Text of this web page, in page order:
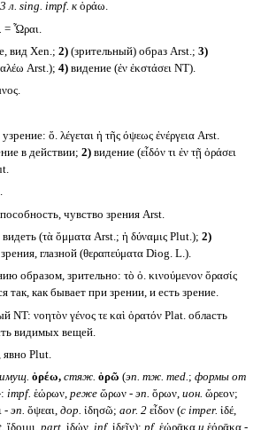
л. sing. impf. кὁράω.
= Ὧραι.
вид Xen.; 2)(зрительный) образ Arst.; 3)
Arst.); 4)видение (ἐν ἐκστάσει NT).
ὅ. λέγεται ἡ τῆς όψεως ἐνέργεια Arst.
в действии; 2)видение (εἶδόν τι ἐν τῇ ὁράσει
чувство зрения Arst.
(τὰ ὄμματα Arst.; ἡ δύναμις Plut.); 2)
глазной (θεραπεύματα Diog. L.).
образом, зрительно: τὸ ὁ. κινούμενον ὅρασίς
так, как бывает при зрении, и есть зрение.
NT: νοητὸν γένος τε καὶ ὁρατόν Plat. область
видимых вещей.
явно Plut.
ὁρέω, стяж. ὁρῶ (эп. тж. med.; формы от
impf. ἑώρων, режеὥρων - эп. ὅρων, ион. ὥρεον;
- эп. ὄψεαι, дор. ἰδησῶ; aor. 2εἶδον (с imper. ἰδέ,